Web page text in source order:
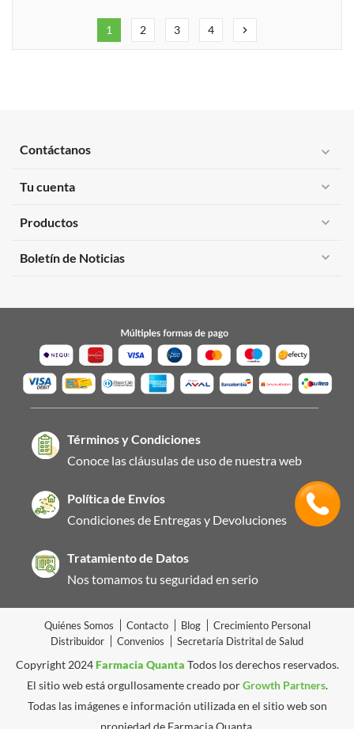
1 2 3 4 chevron_right
Contáctanos expand_more
Tu cuenta expand_more
Productos expand_more
Boletín de Noticias expand_more
Términos y Condiciones
Conoce las cláusulas de uso de nuestra web
Política de Envíos
Condiciones de Entregas y Devoluciones
Tratamiento de Datos
Nos tomamos tu seguridad en serio
Quiénes Somos Contacto Blog
Crecimiento Personal
Distribuidor
Convenios Secretaría Distrital de Salud
Copyright 2024Farmacia Quanta Todos los derechos reservados.
El sitio web está orgullosamente creado porGrowth Partners.
Todas las imágenes e información utilizada en el sitio web son
propiedad de Farmacia Quanta.